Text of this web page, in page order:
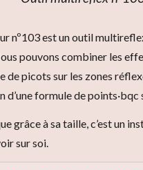
nº103 est un outil
pouvons combiner les
de picots sur les zones
d’une formule de points·bqc
grâce à sa taille, c’est un
sur soi.